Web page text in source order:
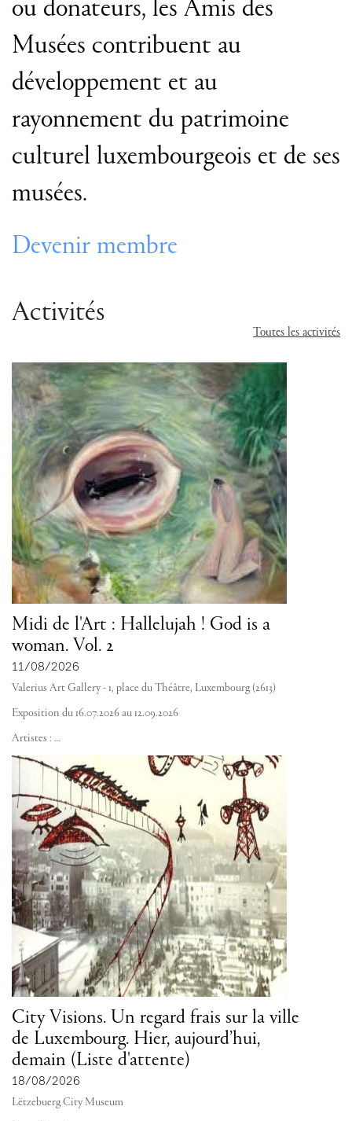
ou donateurs, les Amis des
Musées contribuent au
développement et au
rayonnement du patrimoine
culturel luxembourgeois et de ses
musées.
Devenir membre
Activités
Midi de l'Art : Hallelujah ! God is a
woman. Vol. 2
11/08/2026
Valerius Art Gallery - 1, place du Théâtre, Luxembourg (2613)
Exposition du 16.07.2026 au 12.09.2026
Artistes : …
City Visions. Un regard frais sur la ville
de Luxembourg. Hier, aujourd’hui,
demain (Liste d'attente)
18/08/2026
Lëtzebuerg City Museum
Toutes les activités